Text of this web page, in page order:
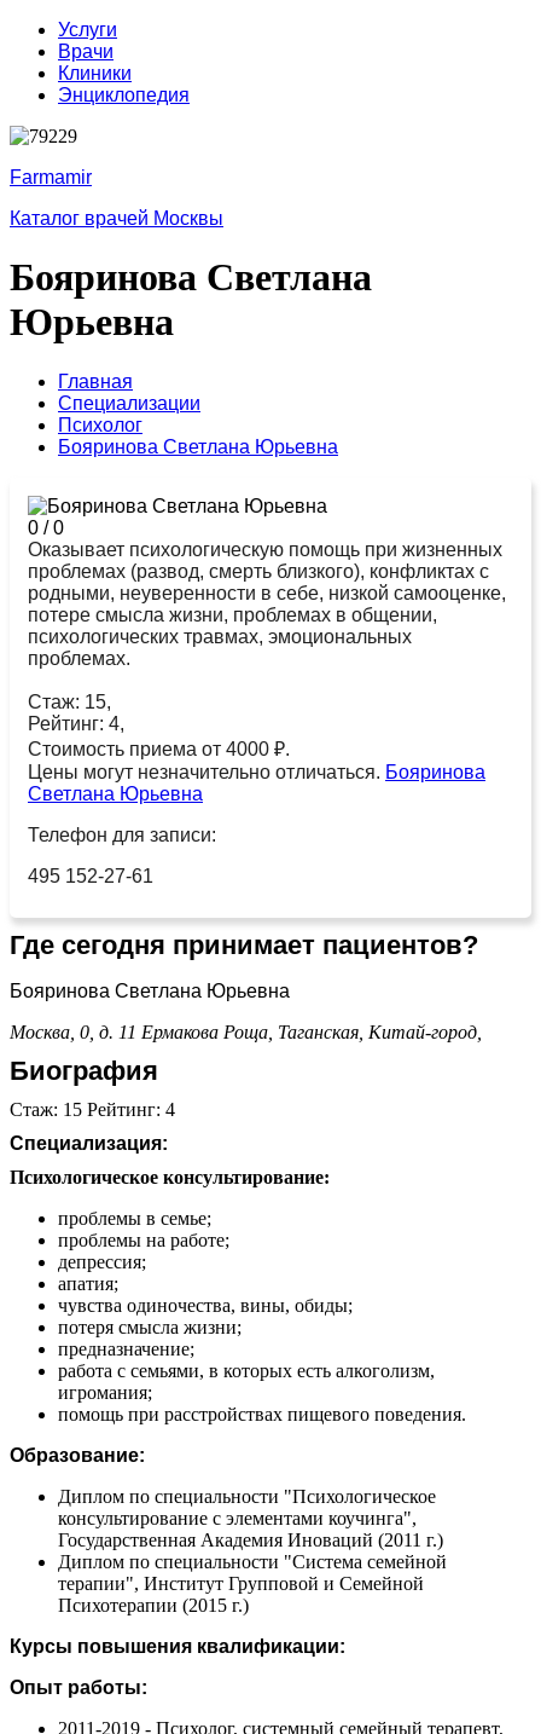
Услуги
Врачи
Клиники
Энциклопедия
Farmamir
Каталог врачей Москвы
Бояринова Светлана
Юрьевна
Главная
Специализации
Психолог
Бояринова Светлана Юрьевна
0 /0
Оказывает психологическую помощь при жизненных
проблемах (развод, смерть близкого), конфликтах с
родными, неуверенности в себе, низкой самооценке,
потере смысла жизни, проблемах в общении,
психологических травмах, эмоциональных
проблемах.
Стаж: 15,
Рейтинг: 4,
Стоимость приема от 4000 ₽.
Цены могут незначительно отличаться. Бояринова
Светлана Юрьевна
Телефон для записи:
495 152-27-61
Где сегодня принимает пациентов?
Бояринова Светлана Юрьевна
Москва, 0, д. 11 Ермакова Роща, Таганская, Китай-город,
Биография
Стаж: 15 Рейтинг: 4
Специализация:
Психологическое консультирование:
проблемы в семье;
проблемы на работе;
депрессия;
апатия;
чувства одиночества, вины, обиды;
потеря смысла жизни;
предназначение;
работа с семьями, в которых есть алкоголизм,
игромания;
помощь при расстройствах пищевого поведения.
Образование:
Диплом по специальности "Психологическое
консультирование с элементами коучинга",
Государственная Академия Иноваций (2011 г.)
Диплом по специальности "Система семейной
терапии", Институт Групповой и Семейной
Психотерапии (2015 г.)
Курсы повышения квалификации:
Опыт работы:
2011-2019 - Психолог, системный семейный терапевт,